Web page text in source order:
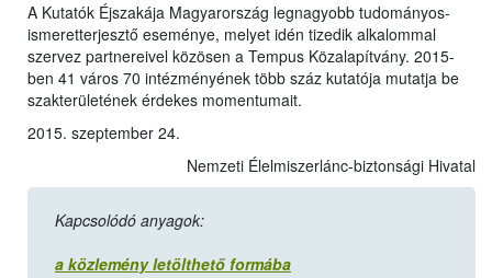
A Kutatók Éjszakája Magyarország legnagyobb tudományos-
ismeretterjesztő eseménye, melyet idén tizedik alkalommal
szervez partnereivel közösen a Tempus Közalapítvány. 2015-
ben 41 város 70 intézményének több száz kutatója mutatja be
szakterületének érdekes momentumait.
2015. szeptember 24.
Nemzeti Élelmiszerlánc-biztonsági Hivatal
Kapcsolódó anyagok:
a közlemény letölthető formába